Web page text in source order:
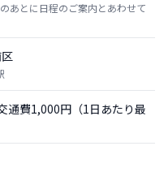
あとに日程のご案内とあわせて
通費1,000円（1日あたり最